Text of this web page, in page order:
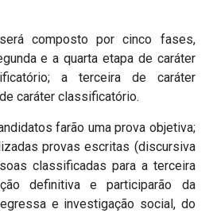
composto por cinco fases,
e a quarta etapa de caráter
a terceira de caráter
caráter classificatório.
farão uma prova objetiva;
provas escritas (discursiva
classificadas para a terceira
definitiva e participarão da
e investigação social, do